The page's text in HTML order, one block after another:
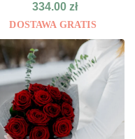
334.00zł
DOSTAWA GRATIS